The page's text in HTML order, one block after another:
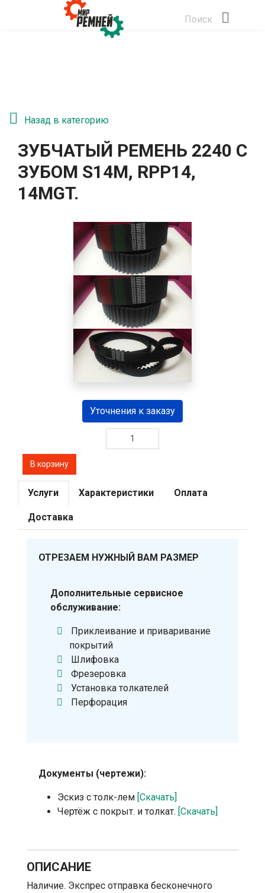
Поиск
Назад в категорию
ЗУБЧАТЫЙ РЕМЕНЬ 2240 С
ЗУБОМ S14M, RPP14,
14MGT.
Уточнения к заказу
Услуги Характеристики Оплата
Доставка
ОТРЕЗАЕМ НУЖНЫЙ ВАМ РАЗМЕР
Дополнительные сервисное
обслуживание:
Приклеивание и приваривание
покрытий
Шлифовка
Фрезеровка
Установка толкателей
Перфорация
Документы (чертежи):
Эскиз с толк-лем [Скачать]
Чертёж с покрыт. и толкат. [Скачать]
ОПИСАНИЕ
Наличие. Экспрес отправка бесконечного